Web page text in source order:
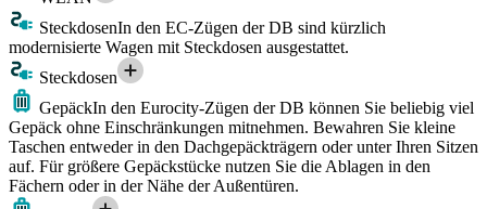
SteckdosenIn den EC-Zügen der DB sind kürzlich
modernisierte Wagen mit Steckdosen ausgestattet.
Steckdosen
GepäckIn den Eurocity-Zügen der DB können Sie beliebig viel
Gepäck ohne Einschränkungen mitnehmen. Bewahren Sie kleine
Taschen entweder in den Dachgepäckträgern oder unter Ihren Sitzen
auf. Für größere Gepäckstücke nutzen Sie die Ablagen in den
Fächern oder in der Nähe der Außentüren.